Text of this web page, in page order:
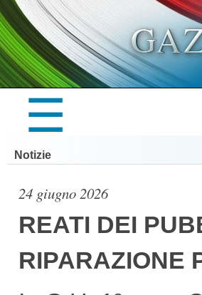
☰
×
LA
Notizie
24 giugno 2026
REATI DEI
RIPARAZIONE